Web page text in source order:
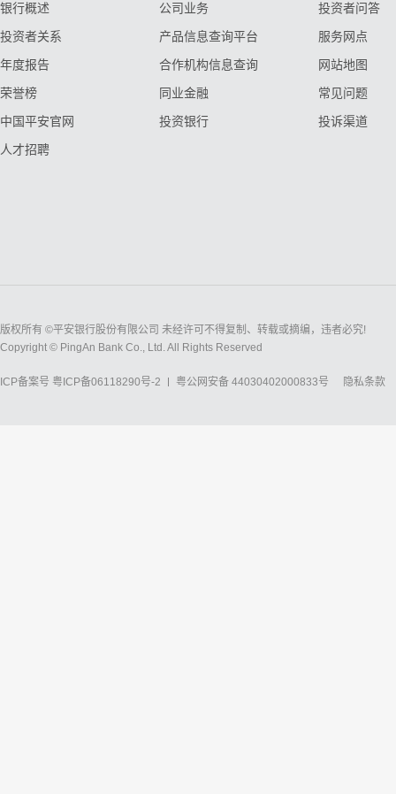
银行概述
投资者关系
年度报告
荣誉榜
中国平安官网
人才招聘
公司业务
产品信息查询平台
合作机构信息查询
同业金融
投资银行
投资者问答
服务网点
网站地图
常见问题
投诉渠道
版权所有 ©平安银行股份有限公司 未经许可不得复制、转载或摘编，违者必究!
Copyright © PingAn Bank Co., Ltd. All Rights Reserved
ICP备案号 粤ICP备06118290号-2 粤公网安备 44030402000833号 隐私条款